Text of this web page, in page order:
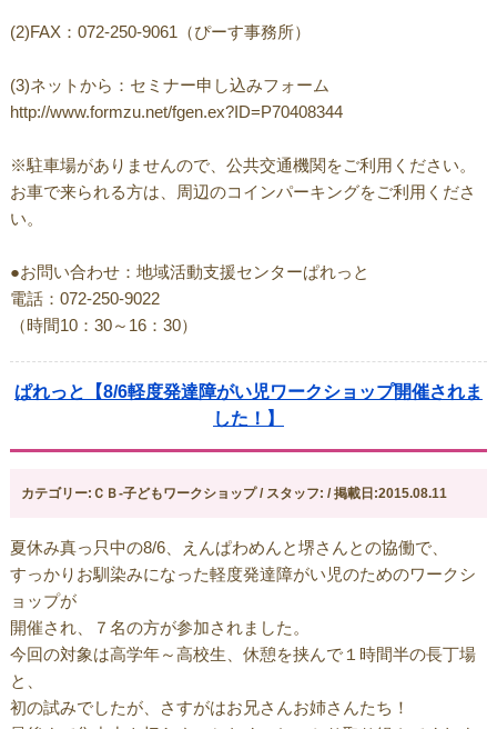
(2)FAX：072-250-9061（ぴーす事務所）
(3)ネットから：セミナー申し込みフォーム
http://www.formzu.net/fgen.ex?ID=P70408344
※駐車場がありませんので、公共交通機関をご利用ください。
お車で来られる方は、周辺のコインパーキングをご利用くださ
い。
●お問い合わせ：地域活動支援センターぱれっと
電話：072-250-9022
（時間10：30～16：30）
ぱれっと【8/6軽度発達障がい児ワークショップ開催されま
した！】
カテゴリー:ＣＢ-子どもワークショップ / スタッフ: / 掲載日:2015.08.11
夏休み真っ只中の8/6、えんぱわめんと堺さんとの協働で、
すっかりお馴染みになった軽度発達障がい児のためのワークシ
ョップが
開催され、７名の方が参加されました。
今回の対象は高学年～高校生、休憩を挟んで１時間半の長丁場
と、
初の試みでしたが、さすがはお兄さんお姉さんたち！